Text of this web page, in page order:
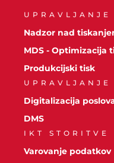
UPRAVLJANJE
Nadzor nad
MDS - Optimizacija
Produkcijski tisk
Digitalizacija
DMS
IKT STORITVE
Varovanje podatkov